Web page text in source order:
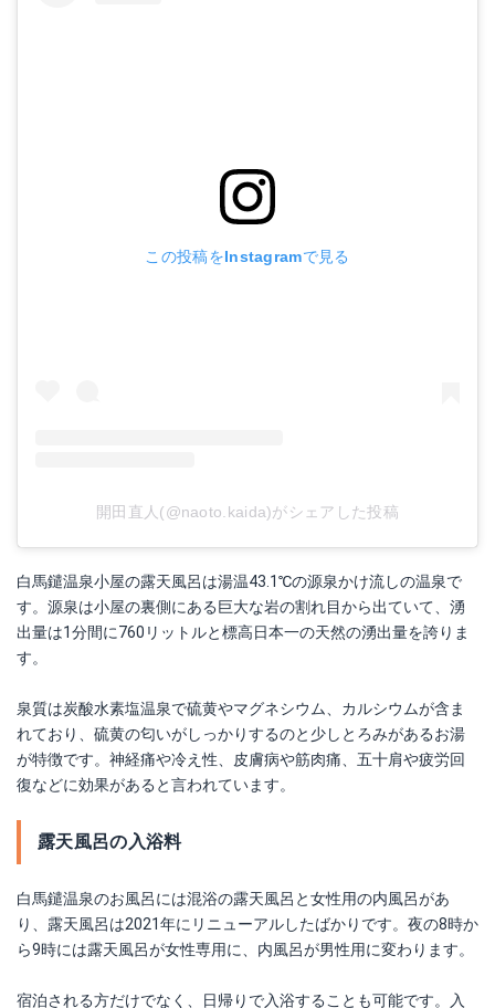
この投稿をInstagramで見る
開田直人(@naoto.kaida)がシェアした投稿
白馬鑓温泉小屋の露天風呂は湯温43.1℃の源泉かけ流しの温泉で
す。源泉は小屋の裏側にある巨大な岩の割れ目から出ていて、湧
出量は1分間に760リットルと標高日本一の天然の湧出量を誇りま
す。
泉質は炭酸水素塩温泉で硫黄やマグネシウム、カルシウムが含ま
れており、硫黄の匂いがしっかりするのと少しとろみがあるお湯
が特徴です。神経痛や冷え性、皮膚病や筋肉痛、五十肩や疲労回
復などに効果があると言われています。
露天風呂の入浴料
白馬鑓温泉のお風呂には混浴の露天風呂と女性用の内風呂があ
り、露天風呂は2021年にリニューアルしたばかりです。夜の8時か
ら9時には露天風呂が女性専用に、内風呂が男性用に変わります。
宿泊される方だけでなく、日帰りで入浴することも可能です。入